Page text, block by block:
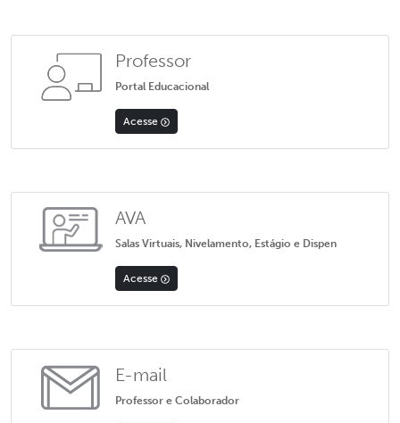
Professor
Portal Educacional
Acesse
AVA
Salas Virtuais, Nivelamento, Estágio e Dispen
Acesse
E-mail
Professor e Colaborador